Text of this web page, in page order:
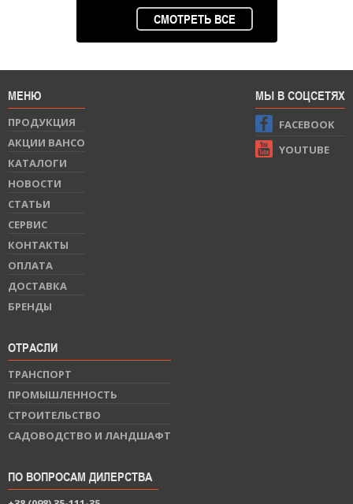
СМОТРЕТЬ ВСЕ
МЕНЮ
ПРОДУКЦИЯ
АКЦИИ BAHCO
КАТАЛОГИ
НОВОСТИ
СТАТЬИ
СЕРВИС
КОНТАКТЫ
ОПЛАТА
ДОСТАВКА
БРЕНДЫ
ОТРАСЛИ
ТРАНСПОРТ
ПРОМЫШЛЕННОСТЬ
СТРОИТЕЛЬСТВО
САДОВОДСТВО И ЛАНДШАФТ
ПО ВОПРОСАМ ДИЛЕРСТВА
МЫ В СОЦСЕТЯХ
FACEBOOK
YOUTUBE